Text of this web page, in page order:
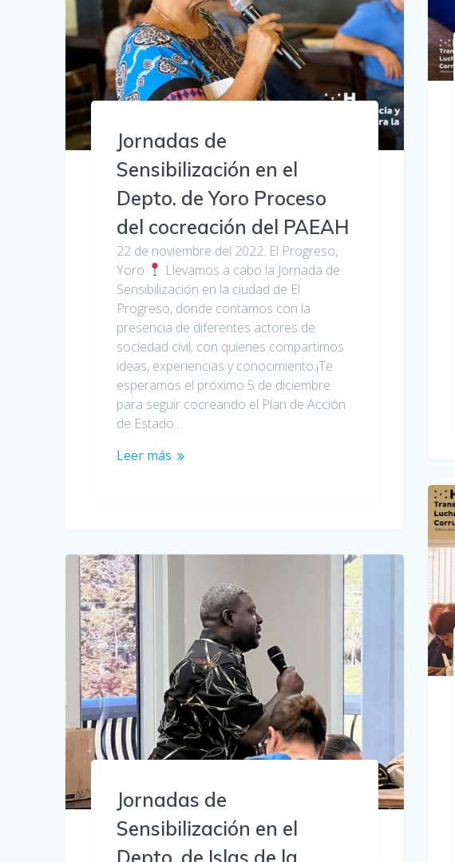
Jornadas de
Sensibilización en el
Depto. de Yoro Proceso
del cocreación del PAEAH
22 de noviembre del 2022. El Progreso,
Yoro
Llevamos a cabo la Jornada de
Sensibilización en la ciudad de El
Progreso, donde contamos con la
presencia de diferentes actores de
sociedad civil; con quienes compartimos
ideas, experiencias y conocimiento.¡Te
esperamos el próximo 5 de diciembre
para seguir cocreando el Plan de Acción
de Estado…
Leer más
Jornadas de
Sensibilización en el
Depto. de Islas de la